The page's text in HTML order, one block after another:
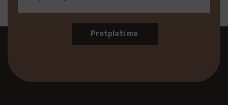
Pretplati me